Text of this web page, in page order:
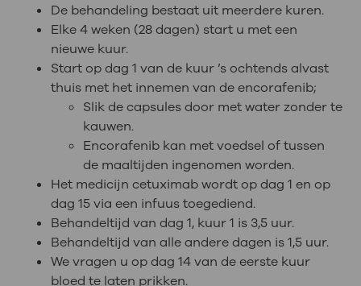
De behandeling bestaat uit meerdere kuren.
Elke 4 weken (28 dagen) start u met een
nieuwe kuur.
Start op dag 1 van de kuur ’s ochtends alvast
thuis met het innemen van de encorafenib;
Slik de capsules door met water zonder te
kauwen.
Encorafenib kan met voedsel of tussen
de maaltijden ingenomen worden.
Het medicijn cetuximab wordt op dag 1 en op
dag 15 via een infuus toegediend.
Behandeltijd van dag 1, kuur 1 is 3,5 uur.
Behandeltijd van alle andere dagen is 1,5 uur.
We vragen u op dag 14 van de eerste kuur
bloed te laten prikken.